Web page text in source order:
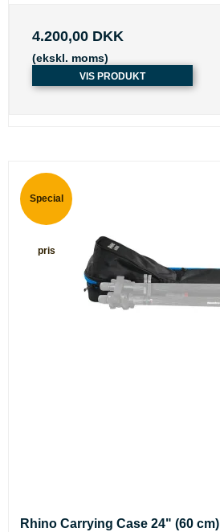
4.200,00 DKK
(ekskl. moms)
VIS PRODUKT
Special
pris
Rhino Carrying Case 24" (60 cm)